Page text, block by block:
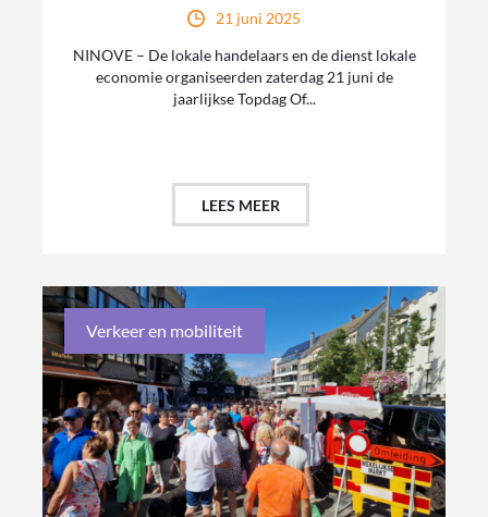
21 juni 2025
NINOVE – De lokale handelaars en de dienst lokale
economie organiseerden zaterdag 21 juni de
jaarlijkse Topdag Of...
LEES MEER
Verkeer en mobiliteit